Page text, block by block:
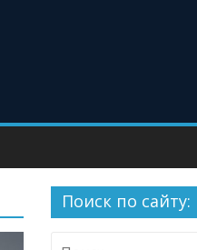
Поиск по сайту: